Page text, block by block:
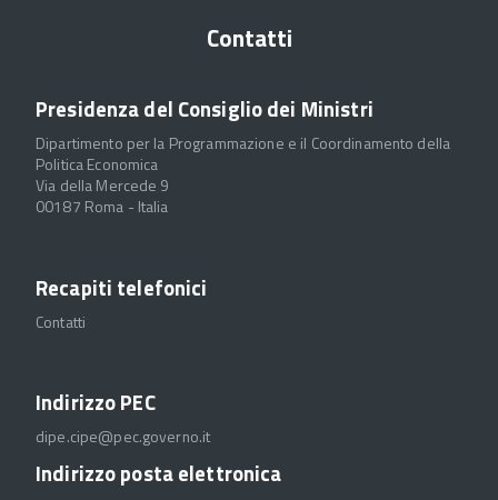
Contatti
Presidenza del Consiglio dei Ministri
Dipartimento per la Programmazione e il Coordinamento della
Politica Economica
Via della Mercede 9
00187 Roma - Italia
Recapiti telefonici
Contatti
Indirizzo PEC
dipe.cipe@pec.governo.it
Indirizzo posta elettronica